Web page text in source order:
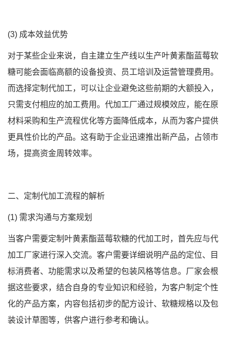
(3) 成本效益优势
对于某些企业来说，自主建立生产线以生产叶黄素酯蓝莓软
糖可能会面临高额的设备投资、员工培训及运营管理费用。
而选择定制代加工，可以让企业避免这些前期的大额投入，
只需支付相应的加工费用。代加工厂通过规模效应，能在原
材料采购和生产流程优化等方面降低成本，从而为客户提供
更具性价比的产品。这有助于企业迅速推出新产品，占领市
场，提高资金周转效率。
二、定制代加工流程的解析
(1) 需求沟通与方案规划
当客户需要定制叶黄素酯蓝莓软糖的代加工时，首先应与代
加工厂家进行深入交流。客户需要详细说明产品的定位、目
标消费者、功能需求以及希望的包装风格等信息。厂家会根
据这些要求，结合自身的专业知识和经验，为客户制定个性
化的产品方案，内容包括初步的配方设计、软糖规格以及包
装设计草图等，供客户进行参考和确认。